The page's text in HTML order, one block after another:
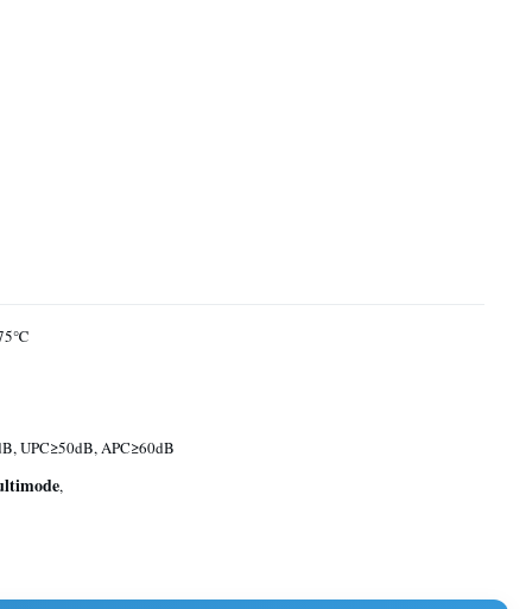
UPC≥50dB, APC≥60dB
,